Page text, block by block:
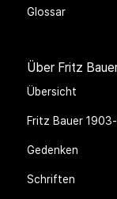
Glossar
Über Fritz
Übersicht
Fritz Bauer
Gedenken
Schriften